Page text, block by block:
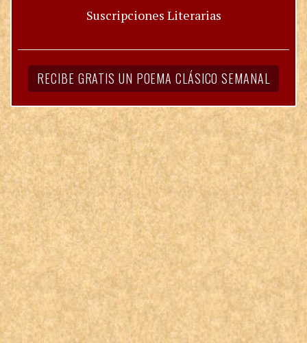
Suscripciones Literarias
RECIBE GRATIS UN POEMA CLÁSICO SEMANAL